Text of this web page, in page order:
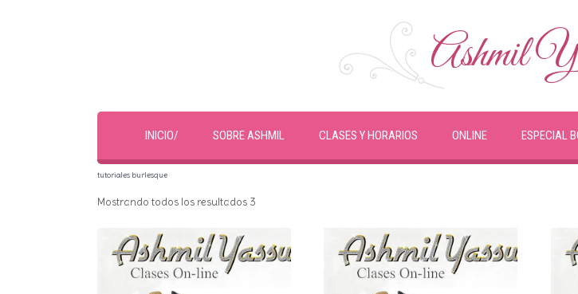
Ashmil
INICIO/ SOBRE ASHMIL CLASES Y HORARIOS ONLINE ESPECIAL
tutoriales burlesque
Mostrando todos los resultados 3